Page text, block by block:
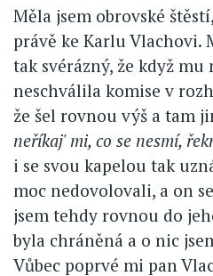
Měla jsem obrovské
právě ke Karlu Vlachovi.
tak svérázný, že když mu
neschválila komise v
že šel rovnou výš a tam
neříkaj' mi, co se nesmí,
i se svou kapelou tak
moc nedovolovali, a on
jsem tehdy rovnou do
byla chráněná a o nic
Vůbec poprvé mi pan